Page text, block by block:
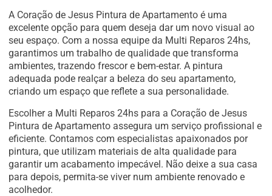
A Coração de Jesus Pintura de Apartamento é uma
excelente opção para quem deseja dar um novo visual ao
seu espaço. Com a nossa equipe da Multi Reparos 24hs,
garantimos um trabalho de qualidade que transforma
ambientes, trazendo frescor e bem-estar. A pintura
adequada pode realçar a beleza do seu apartamento,
criando um espaço que reflete a sua personalidade.
Escolher a Multi Reparos 24hs para a Coração de Jesus
Pintura de Apartamento assegura um serviço profissional e
eficiente. Contamos com especialistas apaixonados por
pintura, que utilizam materiais de alta qualidade para
garantir um acabamento impecável. Não deixe a sua casa
para depois, permita-se viver num ambiente renovado e
acolhedor.